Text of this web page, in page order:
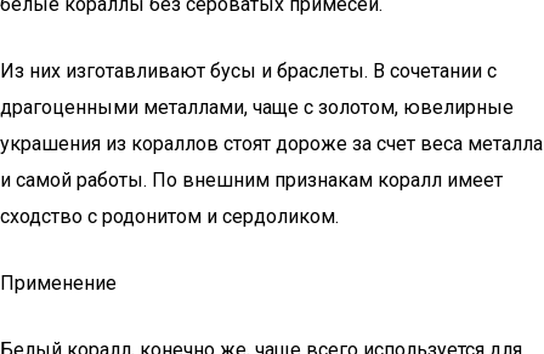
Из них изготавливают бусы и браслеты. В сочетании с
драгоценными металлами, чаще с золотом, ювелирные
украшения из кораллов стоят дороже за счет веса металла
и самой работы. По внешним признакам коралл имеет
сходство с родонитом и сердоликом.
Применение